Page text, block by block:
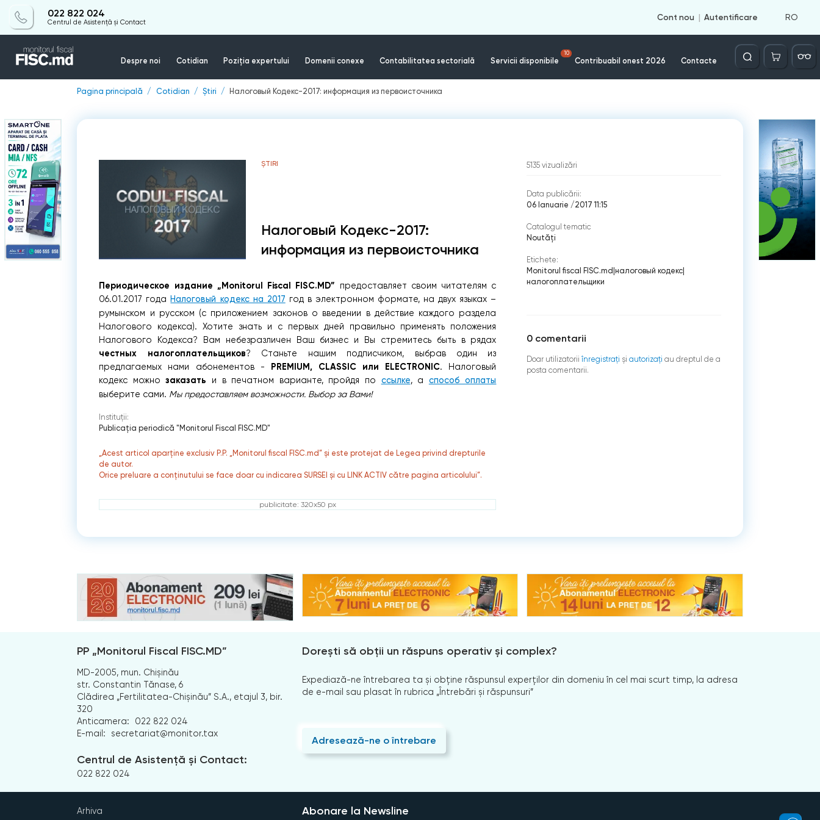
022 822 024
Centrul de Asistență și Contact
Cont nou Autentificare RO
Despre noi Cotidian Poziția expertului Domenii conexe Contabilitatea sectorială Servicii disponibile
10
Contribuabil onest 2026 Contacte
Căutare
Pagina principală Cotidian Știri Налоговый Кодекс-2017: информация из первоисточника
ȘTIRI
Налоговый Кодекс-2017:
информация из первоисточника
Периодическое издание „Monitorul Fiscal FISC.MD” предоставляет своим читателям с
06.01.2017 года Налоговый кодекс на 2017 год в электронном формате, на двух языках –
румынском и русском (с приложением законов о введении в действие каждого раздела
Налогового кодекса). Хотите знать и с первых дней правильно применять положения
Налогового Кодекса? Вам небезразличен Ваш бизнес и Вы стремитесь быть в рядах
честных налогоплательщиков? Станьте нашим подписчиком, выбрав один из
предлагаемых нами абонементов - PREMIUM, CLASSIC или ELECTRONIC. Налоговый
кодекс можнозаказать и в печатном варианте, пройдя по ссылке, а способ оплаты
выберите сами. Мы предоставляем возможности. Выбор за Вами!
Instituții:
Publicaţia periodică "Monitorul Fiscal FISC.MD"
„Acest articol aparține exclusiv P.P. „Monitorul fiscal FISC.md” și este protejat de Legea privind drepturile
de autor.
Orice preluare a conținutului se face doar cu indicarea SURSEI și cu LINK ACTIV către pagina articolului”.
publicitate: 320x50 px
5135 vizualizări
Data publicării:
06 Ianuarie /2017 11:15
Catalogul tematic
Noutăți
Etichete:
Monitorul fiscal FISC.md налоговый кодекс|
налогоплательщики
0 comentarii
Doar utilizatorii înregistraţi şi autorizați au dreptul de a
posta comentarii.
PP „Monitorul Fiscal FISC.MD”
MD-2005, mun. Chișinău
str. Constantin Tănase, 6
Clădirea „Fertilitatea-Chișinău” S.A., etajul 3, bir.
320
Anticamera:
022 822 024
E-mail:
secretariat@monitor.tax
Centrul de Asistență și Contact:
022 822 024
Dorești să obții un răspuns operativ și complex?
Expediază-ne întrebarea ta și obține răspunsul experților din domeniu în cel mai scurt timp, la adresa
de e-mail sau plasat în rubrica „Întrebări și răspunsuri”
Adresează-ne o întrebare
Arhiva Abonare la Newsline